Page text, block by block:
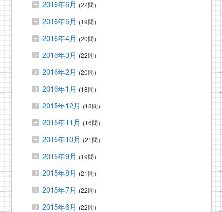
2016年6月 (22問）
2016年5月 (19問）
2016年4月 (20問）
2016年3月 (22問）
2016年2月 (20問）
2016年1月 (18問）
2015年12月 (18問）
2015年11月 (16問）
2015年10月 (21問）
2015年9月 (19問）
2015年8月 (21問）
2015年7月 (22問）
2015年6月 (22問）